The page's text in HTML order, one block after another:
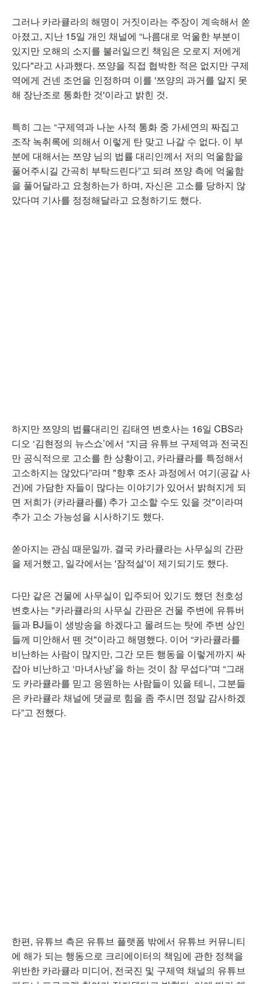
그러나 카라큘라의 해명이 거짓이라는 주장이 계속해서 쏟
아졌고, 지난 15일 개인 채널에 “나름대로 억울한 부분이
있지만 오해의 소지를 불러일으킨 책임은 오로지 저에게
있다"라고 사과했다. 쯔양을 직접 협박한 적은 없지만 구제
역에게 건넨 조언을 인정하며 이를 '쯔양의 과거를 알지 못
해 장난조로 통화한 것'이라고 밝힌 것.
특히 그는 “구제역과 나눈 사적 통화 중 가세연의 짜집고
조작 녹취록에 의해서 이렇게 탄 맞고 나갈 수 없다. 이 부
분에 대해서는 쯔양 님의 법률 대리인께서 저의 억울함을
풀어주시길 간곡히 부탁드린다”고 되려 쯔양 측에 억울함
을 풀어달라고 요청하는가 하며, 자신은 고소를 당하지 않
았다며 기사를 정정해달라고 요청하기도 했다.
하지만 쯔양의 법률대리인 김태연 변호사는 16일 CBS라
디오 ‘김현정의 뉴스쇼’에서 “지금 유튜브 구제역과 전국진
만 공식적으로 고소를 한 상황이고, 카라큘라를 특정해서
고소하지는 않았다”라며 "향후 조사 과정에서 여기(공갈 사
건)에 가담한 자들이 많다는 이야기가 있어서 밝혀지게 되
면 저희가 (카라큘라를) 추가 고소할 수도 있을 것"이라며
추가 고소 가능성을 시사하기도 했다.
쏟아지는 관심 때문일까. 결국 카라큘라는 사무실의 간판
을 제거했고, 일각에서는 '잠적설'이 제기되기도 했다.
다만 같은 건물에 사무실이 입주되어 있기도 했던 천호성
변호사는 "카라큘라의 사무실 간판은 건물 주변에 유튜버
들과 BJ들이 생방송을 하겠다고 몰려드는 탓에 주변 상인
들께 미안해서 뗀 것"이라고 해명했다. 이어 “카라큘라를
비난하는 사람이 많지만, 그간 모든 행동을 이렇게까지 싸
잡아 비난하고 ‘마녀사냥’을 하는 것이 참 무섭다”며 “그래
도 카라큘라를 믿고 응원하는 사람들이 있을 테니, 그분들
은 카라큘라 채널에 댓글로 힘을 좀 주시면 정말 감사하겠
다”고 전했다.
한편, 유튜브 측은 유튜브 플랫폼 밖에서 유튜브 커뮤니티
에 해가 되는 행동으로 크리에이터의 책임에 관한 정책을
위반한 카라큘라 미디어, 전국진 및 구제역 채널의 유튜브